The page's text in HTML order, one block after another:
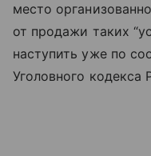
место
от продажи таких
наступить уже по
Уголовного